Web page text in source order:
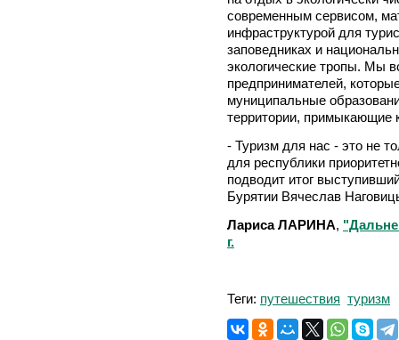
современным сервисом,
инфраструктурой для
заповедниках и
экологические тропы. Мы
предпринимателей,
муниципальные
территории, примыкающие
- Туризм для нас - это не
для республики
подводит итог
Бурятии Вячеслав
Лариса ЛАРИНА,
г.
Теги: путешествия туризм